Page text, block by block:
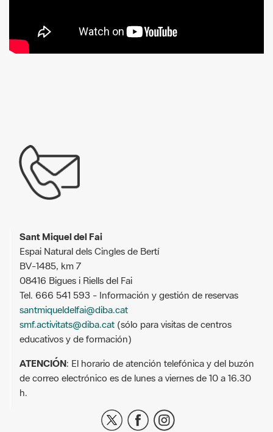
Sant Miquel del Fai
Espai Natural dels Cingles de Bertí
BV-1485, km 7
08416 Bigues i Riells del Fai
Tel. 666 541 593 - Información y gestión de reservas
santmiqueldelfai@diba.cat
smf.activitats@diba.cat (sólo para visitas de centros
educativos y de formación)
ATENCIÓN: El horario de atención telefónica y del buzón
de correo electrónico es de lunes a viernes de 10 a 16.30
h.